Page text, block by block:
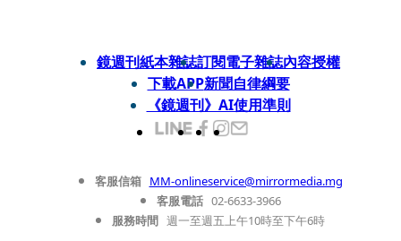
最劇烈。
鏡週刊紙本雜誌訂閱電子雜誌內容授權
下載APP新聞自律綱要
《鏡週刊》AI使用準則
客服信箱 MM-onlineservice@mirrormedia.mg
客服電話 02-6633-3966
服務時間 週一至週五上午10時至下午6時